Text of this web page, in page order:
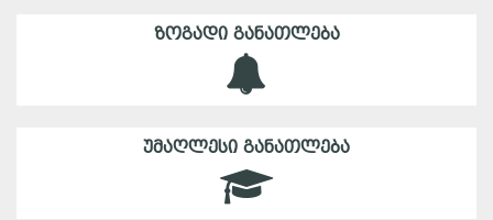
ᲖᲝᲒᲐᲓᲘ ᲒᲐᲜᲐᲗᲚᲔᲑᲐ
ᲣᲛᲐᲦᲚᲔᲡᲘ ᲒᲐᲜᲐᲗᲚᲔᲑᲐ